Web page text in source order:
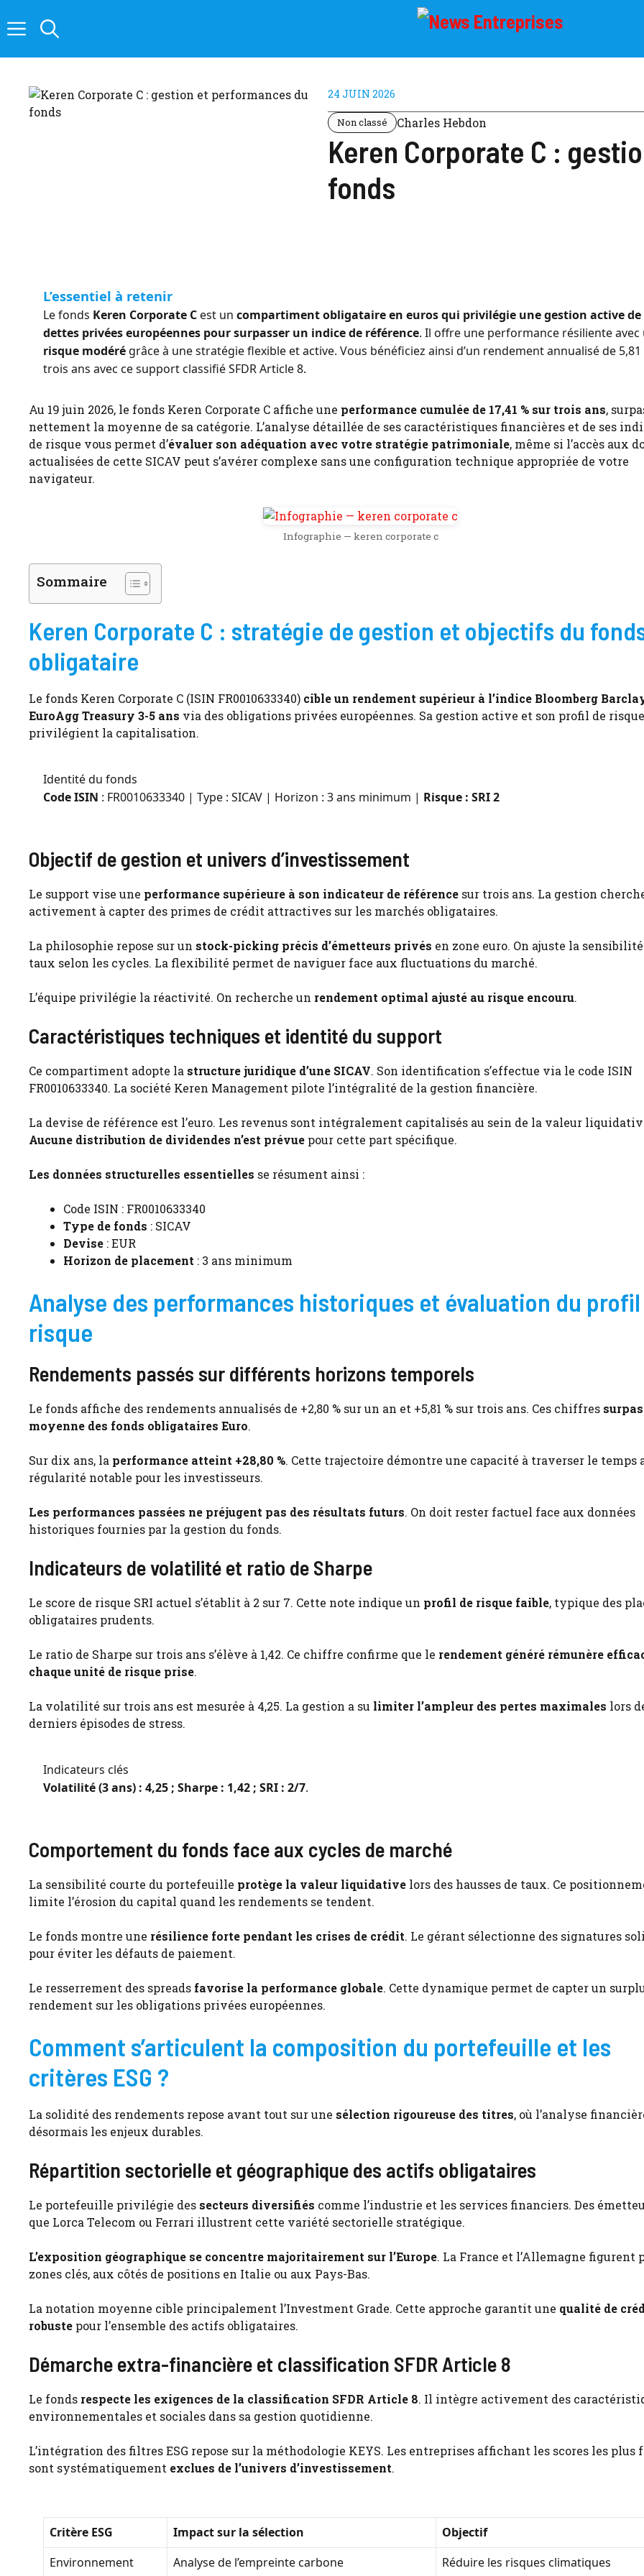
au
24 JUIN 2026
Non classé Charles Hebdon
Keren Corporate C :
fonds
L’essentiel à retenir
Le fonds Keren Corporate Cest un compartiment obligataire en euros qui privilégie une gestion active de
dettes privées européennes pour surpasser un indice de référence. Il offre une performance résiliente avec
risque modéré grâce à une stratégie flexible et active. Vous bénéficiez ainsi d’un rendement annualisé de 5,81
trois ans avec ce support classifié SFDR Article 8.
Au 19 juin 2026, le fonds Keren Corporate C affiche une performance cumulée de 17,41 % sur trois ans,
nettement la moyenne de sa catégorie. L’analyse détaillée de ses caractéristiques financières et de ses
de risque vous permet d’évaluer son adéquation avec votre stratégie patrimoniale, même si l’accès aux
actualisées de cette SICAV peut s’avérer complexe sans une configuration technique appropriée de votre
navigateur.
Infographie — keren corporate c
Sommaire
Keren Corporate C : stratégie de gestion et objectifs du
obligataire
Le fonds Keren Corporate C (ISIN FR0010633340) cible un rendement supérieur à l’indice Bloomberg
EuroAgg Treasury 3-5 ans via des obligations privées européennes. Sa gestion active et son profil de
privilégient la capitalisation.
Identité du fonds
Code ISIN : FR0010633340 | Type : SICAV | Horizon : 3 ans minimum | Risque : SRI 2
Objectif de gestion et univers d’investissement
Le support vise une performance supérieure à son indicateur de référence sur trois ans. La gestion
activement à capter des primes de crédit attractives sur les marchés obligataires.
La philosophie repose sur un stock-picking précis d’émetteurs privés en zone euro. On ajuste la
taux selon les cycles. La flexibilité permet de naviguer face aux fluctuations du marché.
L’équipe privilégie la réactivité. On recherche un rendement optimal ajusté au risque encouru.
Caractéristiques techniques et identité du support
Ce compartiment adopte la structure juridique d’une SICAV. Son identification s’effectue via le code ISIN
FR0010633340. La société Keren Management pilote l’intégralité de la gestion financière.
La devise de référence est l’euro. Les revenus sont intégralement capitalisés au sein de la valeur
Aucune distribution de dividendes n’est prévue pour cette part spécifique.
Les données structurelles essentielles se résument ainsi :
Code ISIN : FR0010633340
Type de fonds : SICAV
Devise : EUR
Horizon de placement : 3 ans minimum
Analyse des performances historiques et évaluation du
risque
Rendements passés sur différents horizons temporels
Le fonds affiche des rendements annualisés de +2,80 % sur un an et +5,81 % sur trois ans. Ces chiffres
moyenne des fonds obligataires Euro.
Sur dix ans, la performance atteint +28,80 %. Cette trajectoire démontre une capacité à traverser le temps
régularité notable pour les investisseurs.
Les performances passées ne préjugent pas des résultats futurs. On doit rester factuel face aux données
historiques fournies par la gestion du fonds.
Indicateurs de volatilité et ratio de Sharpe
Le score de risque SRI actuel s’établit à 2 sur 7. Cette note indique un profil de risque faible, typique des
obligataires prudents.
Le ratio de Sharpe sur trois ans s’élève à 1,42. Ce chiffre confirme que le rendement généré rémunère
chaque unité de risque prise.
La volatilité sur trois ans est mesurée à 4,25. La gestion a su limiter l’ampleur des pertes maximales lors
derniers épisodes de stress.
Indicateurs clés
Volatilité (3 ans) : 4,25 ; Sharpe : 1,42 ; SRI : 2/7.
Comportement du fonds face aux cycles de marché
La sensibilité courte du portefeuille protège la valeur liquidative lors des hausses de taux. Ce
limite l’érosion du capital quand les rendements se tendent.
Le fonds montre une résilience forte pendant les crises de crédit. Le gérant sélectionne des signatures
pour éviter les défauts de paiement.
Le resserrement des spreads favorise la performance globale. Cette dynamique permet de capter un
rendement sur les obligations privées européennes.
Comment s’articulent la composition du portefeuille et les
critères ESG ?
La solidité des rendements repose avant tout sur une sélection rigoureuse des titres, où l’analyse
désormais les enjeux durables.
Répartition sectorielle et géographique des actifs obligataires
Le portefeuille privilégie des secteurs diversifiés comme l’industrie et les services financiers. Des
que Lorca Telecom ou Ferrari illustrent cette variété sectorielle stratégique.
L’exposition géographique se concentre majoritairement sur l’Europe. La France et l’Allemagne figurent
zones clés, aux côtés de positions en Italie ou aux Pays-Bas.
La notation moyenne cible principalement l’Investment Grade. Cette approche garantit une qualité de
robuste pour l’ensemble des actifs obligataires.
Démarche extra-financière et classification SFDR Article 8
Le fonds respecte les exigences de la classification SFDR Article 8. Il intègre activement des
environnementales et sociales dans sa gestion quotidienne.
L’intégration des filtres ESG repose sur la méthodologie KEYS. Les entreprises affichant les scores les plus
sont systématiquement exclues de l’univers d’investissement.
Critère ESG Impact sur la sélection
Objectif
Environnement
Analyse de l’empreinte carbone Réduire les risques climatiques